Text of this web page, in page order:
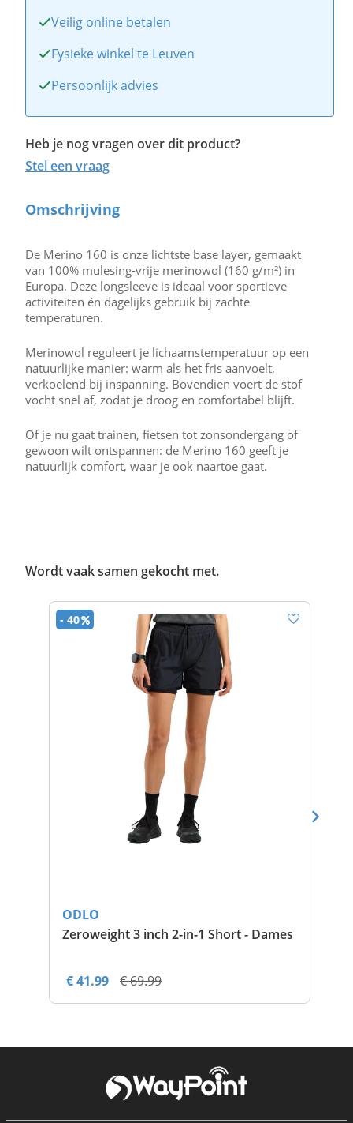
Veilig online betalen
Fysieke winkel te Leuven
Persoonlijk advies
Heb je nog vragen over dit product?
Stel een vraag
Omschrijving
De Merino 160 is onze lichtste base layer, gemaakt
van 100% mulesing-vrije merinowol (160 g/m²) in
Europa. Deze longsleeve is ideaal voor sportieve
activiteiten én dagelijks gebruik bij zachte
temperaturen.
Merinowol reguleert je lichaamstemperatuur op een
natuurlijke manier: warm als het fris aanvoelt,
verkoelend bij inspanning. Bovendien voert de stof
vocht snel af, zodat je droog en comfortabel blijft.
Of je nu gaat trainen, fietsen tot zonsondergang of
gewoon wilt ontspannen: de Merino 160 geeft je
natuurlijk comfort, waar je ook naartoe gaat.
Wordt vaak samen gekocht met.
ODLO
Zeroweight 3 inch 2-in-1 Short - Dames
€ 41.99 € 69.99
- 40